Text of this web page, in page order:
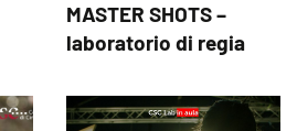
MASTER SHOTS –
laboratorio di regia